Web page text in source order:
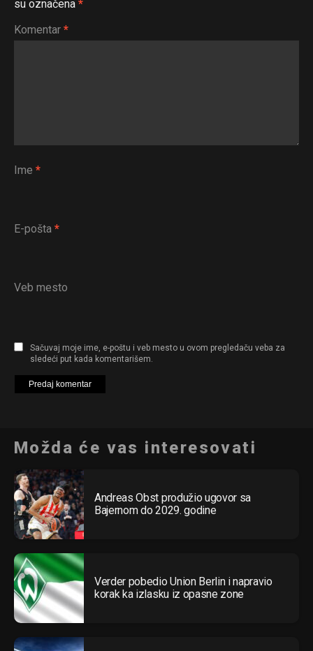
su označena *
Komentar *
Ime *
E-pošta *
Veb mesto
Sačuvaj moje ime, e-poštu i veb mesto u ovom pregledaču veba za
sledeći put kada komentarišem.
Možda će vas interesovati
Andreas Obst produžio ugovor sa
Bajernom do 2029. godine
Verder pobedio Union Berlin i napravio
korak ka izlasku iz opasne zone